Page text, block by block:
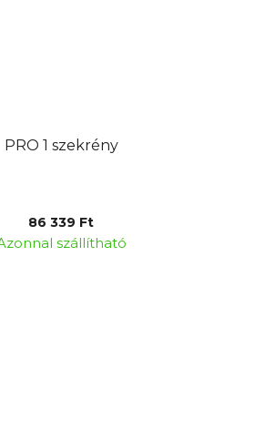
PRO 1 szekrény
86 339 Ft
szállítható